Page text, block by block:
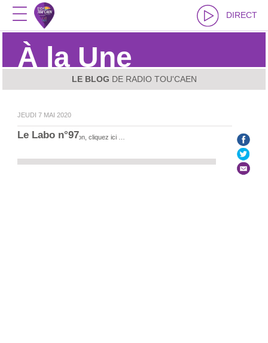
DIRECT
À la Une
LE BLOG DE RADIO TOU'CAEN
JEUDI 7 MAI 2020
Le Labo n°97
Pour écouter l’émission, cliquez ici …